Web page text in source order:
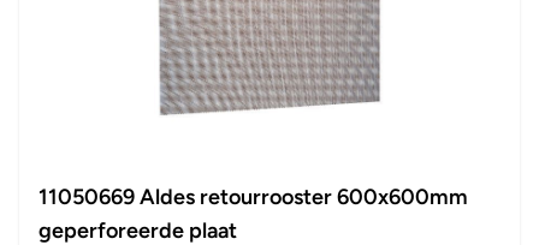
11050669 Aldes retourrooster 600x600mm
geperforeerde plaat